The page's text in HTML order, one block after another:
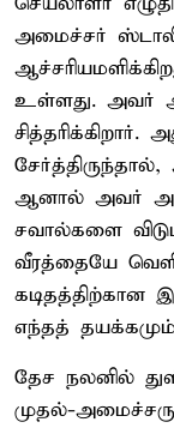
அமைச்சர்
உள்ளது. அவர்
சித்தரிக்கிறார்.
ஆனால் அவர்
சவால்களை
வீரத்தையே
எந்தத்
தேச நலனில்
முதல்-